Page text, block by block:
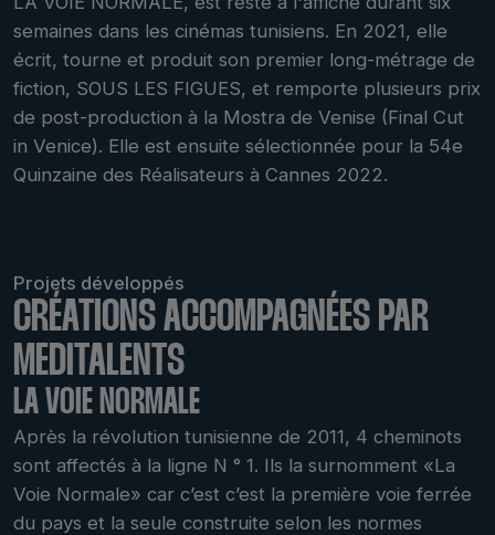
semaines dans les cinémas tunisiens. En 2021, elle
écrit, tourne et produit son premier long-métrage de
fiction, SOUS LES FIGUES, et remporte plusieurs prix
de post-production à la Mostra de Venise (Final Cut
in Venice). Elle est ensuite sélectionnée pour la 54e
Quinzaine des Réalisateurs à Cannes 2022.
Projets développés
CRÉATIONS ACCOMPAGNÉES PAR
MEDITALENTS
LA VOIE NORMALE
Après la révolution tunisienne de 2011, 4 cheminots
sont affectés à la ligne N ° 1. Ils la surnomment «La
Voie Normale» car c’est c’est la première voie ferrée
du pays et la seule construite selon les normes